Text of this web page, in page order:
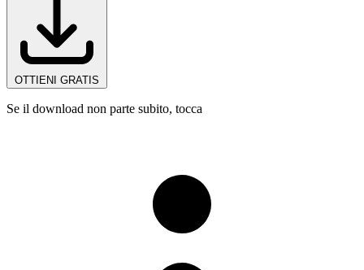
OTTIENI GRATIS
Se il download non parte subito, tocca